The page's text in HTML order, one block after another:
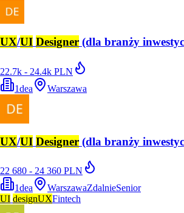
UX/UI Designer (dla branży
22.7k - 24.4k PLN
1dea
Warszawa
UX/UI Designer (dla branży
22 680 - 24 360 PLN
1dea
WarszawaZdalnieSenior
UI designUXFintech